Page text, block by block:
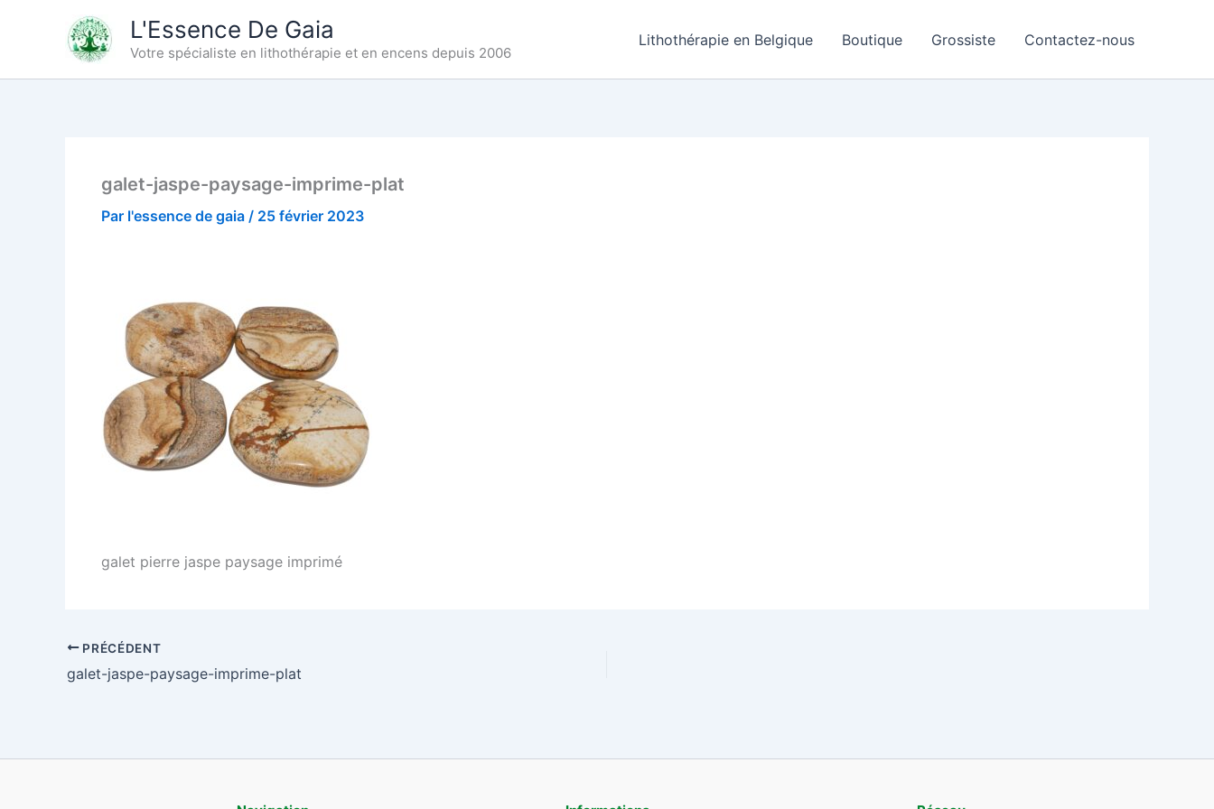
L'Essence De Gaia
Votre spécialiste en lithothérapie et en encens depuis 2006
Lithothérapie en Belgique Boutique Grossiste Contactez-nous
galet-jaspe-paysage-imprime-plat
Par l'essence de gaia / 25 février 2023
galet pierre jaspe paysage imprimé
PRÉCÉDENT
galet-jaspe-paysage-imprime-plat